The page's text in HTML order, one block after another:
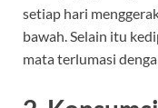
setiap hari
bawah. Selain itu
mata terlumasi